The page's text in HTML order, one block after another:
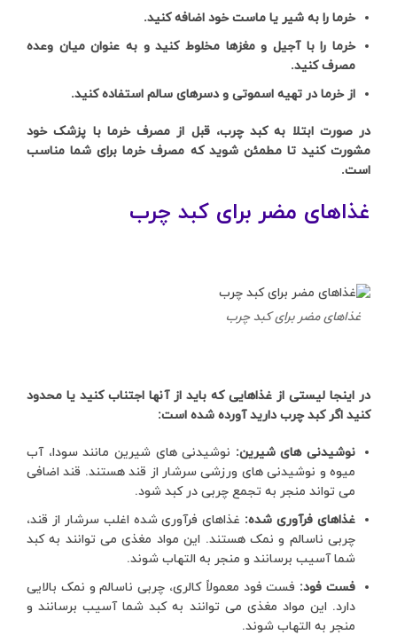
خرما را به شیر یا ماست خود اضافه کنید.
خرما را با آجیل و مغزها مخلوط کنید و به عنوان میان وعده
مصرف کنید.
از خرما در تهیه اسموتی و دسرهای سالم استفاده کنید.
در صورت ابتلا به کبد چرب، قبل از مصرف خرما با پزشک خود
مشورت کنید تا مطمئن شوید که مصرف خرما برای شما مناسب
است.
غذاهای مضر برای کبد چرب
غذاهای مضر برای کبد چرب
در اینجا لیستی از غذاهایی که باید از آنها اجتناب کنید یا محدود
کنید اگر کبد چرب دارید آورده شده است:
نوشیدنی های شیرین: نوشیدنی های شیرین مانند سودا، آب
میوه و نوشیدنی های ورزشی سرشار از قند هستند. قند اضافی
می تواند منجر به تجمع چربی در کبد شود.
غذاهای فرآوری شده: غذاهای فرآوری شده اغلب سرشار از قند،
چربی ناسالم و نمک هستند. این مواد مغذی می توانند به کبد
شما آسیب برسانند و منجر به التهاب شوند.
فست فود: فست فود معمولاً کالری، چربی ناسالم و نمک بالایی
دارد. این مواد مغذی می توانند به کبد شما آسیب برسانند و
منجر به التهاب شوند.